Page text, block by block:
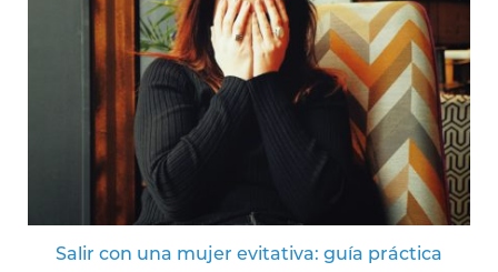
Salir con una mujer evitativa: guía práctica